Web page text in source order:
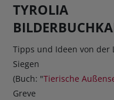
TYROLIA
Tipps und Ideen von
Siegen
(Buch: "Tierische
Greve